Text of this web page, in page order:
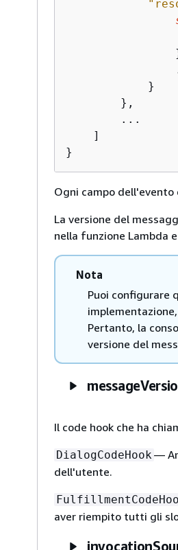
            }
        },
        ...
    ]
}
Ogni campo
La versione del
nella funzione Lambda
Nota
Puoi configurare
Pertanto, la
versione del
Il code hook che ha
DialogCodeHook—
dell'utente.
aver riempito tutti gli